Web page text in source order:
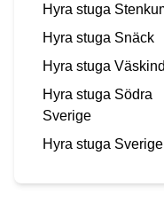
Hyra stuga
Hyra stuga Snäck
Hyra stuga
Hyra stuga Södra
Sverige
Hyra stuga Sverige